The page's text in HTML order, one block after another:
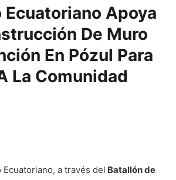
Ecuatoriano Apoya
De Muro
En Pózul Para
La Comunidad
Ecuatoriano, a través del Batallón de